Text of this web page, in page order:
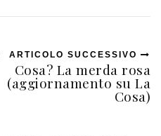
ARTICOLO SUCCESSIVO
Cosa? La merda rosa
(aggiornamento su La
Cosa)